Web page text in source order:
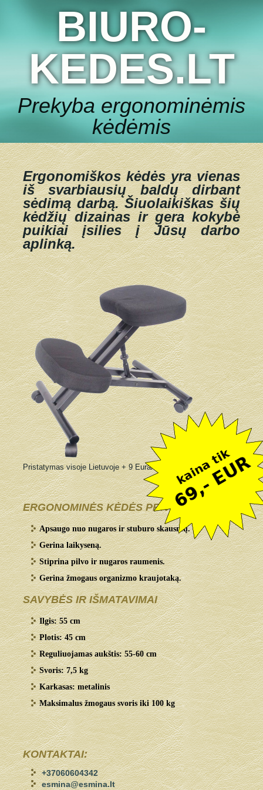
BIURO-
KEDES.LT
Prekyba ergonominėmis
kėdėmis
Ergonomiškos kėdės yra vienas
iš svarbiausių baldų dirbant
sėdimą darbą.Šiuolaikiškas šių
kėdžių dizainas ir gera kokybė
puikiai įsilies į Jūsų darbo
aplinką.
Pristatymas visoje Lietuvoje + 9 Eurai
ERGONOMINĖS KĖDĖS PRIVALUMAI:
Apsaugo nuo nugaros ir stuburo skausmų.
Gerina laikyseną.
Stiprina pilvo ir nugaros raumenis.
Gerina žmogaus organizmo kraujotaką.
SAVYBĖS IR IŠMATAVIMAI
Ilgis: 55 cm
Plotis: 45 cm
Reguliuojamas aukštis: 55-60 cm
Svoris: 7,5 kg
Karkasas: metalinis
Maksimalus žmogaus svoris iki 100 kg
KONTAKTAI:
+37060604342
esmina@esmina.lt